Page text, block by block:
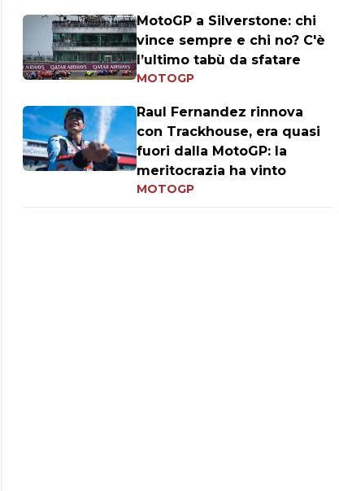
MotoGP a Silverstone: chi
vince sempre e chi no? C'è
l’ultimo tabù da sfatare
MOTOGP
Raul Fernandez rinnova
con Trackhouse, era quasi
fuori dalla MotoGP: la
meritocrazia ha vinto
MOTOGP